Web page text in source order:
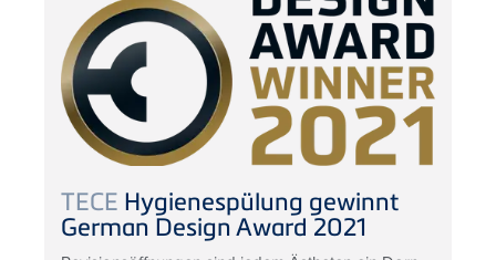
TECE Hygienespülung gewinnt
German Design Award 2021